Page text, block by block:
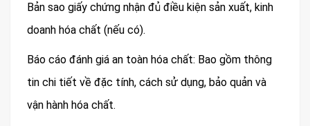
Bản sao giấy chứng nhận đủ điều kiện sản xuất, kinh
doanh hóa chất (nếu có).
Báo cáo đánh giá an toàn hóa chất: Bao gồm thông
tin chi tiết về đặc tính, cách sử dụng, bảo quản và
vận hành hóa chất.